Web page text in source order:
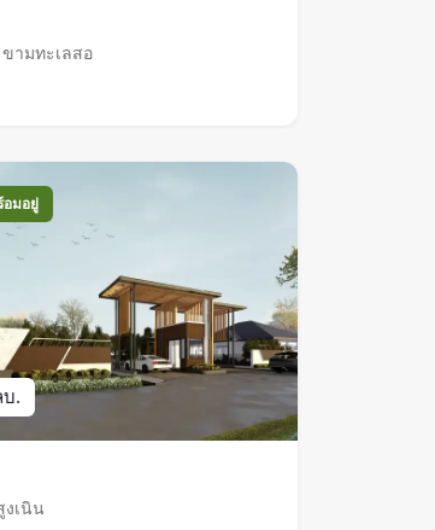
ามทะเลสอ
อมอยู่
บ.
เนิน